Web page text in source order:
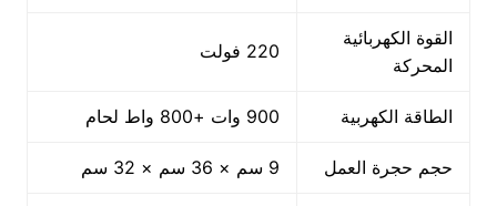
القوة الكهربائية
المحركة
220 فولت
الطاقة الكهربية 900 وات +800 واط لحام
حجم حجرة العمل 9 سم × 36 سم × 32 سم